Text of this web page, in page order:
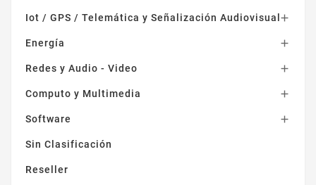
Iot / GPS / Telemática y Señalización Audiovisual 
Energía 
Redes y Audio - Video 
Computo y Multimedia 
Software 
Sin Clasificación
Reseller